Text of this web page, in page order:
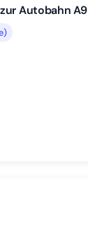
Autobahn A9